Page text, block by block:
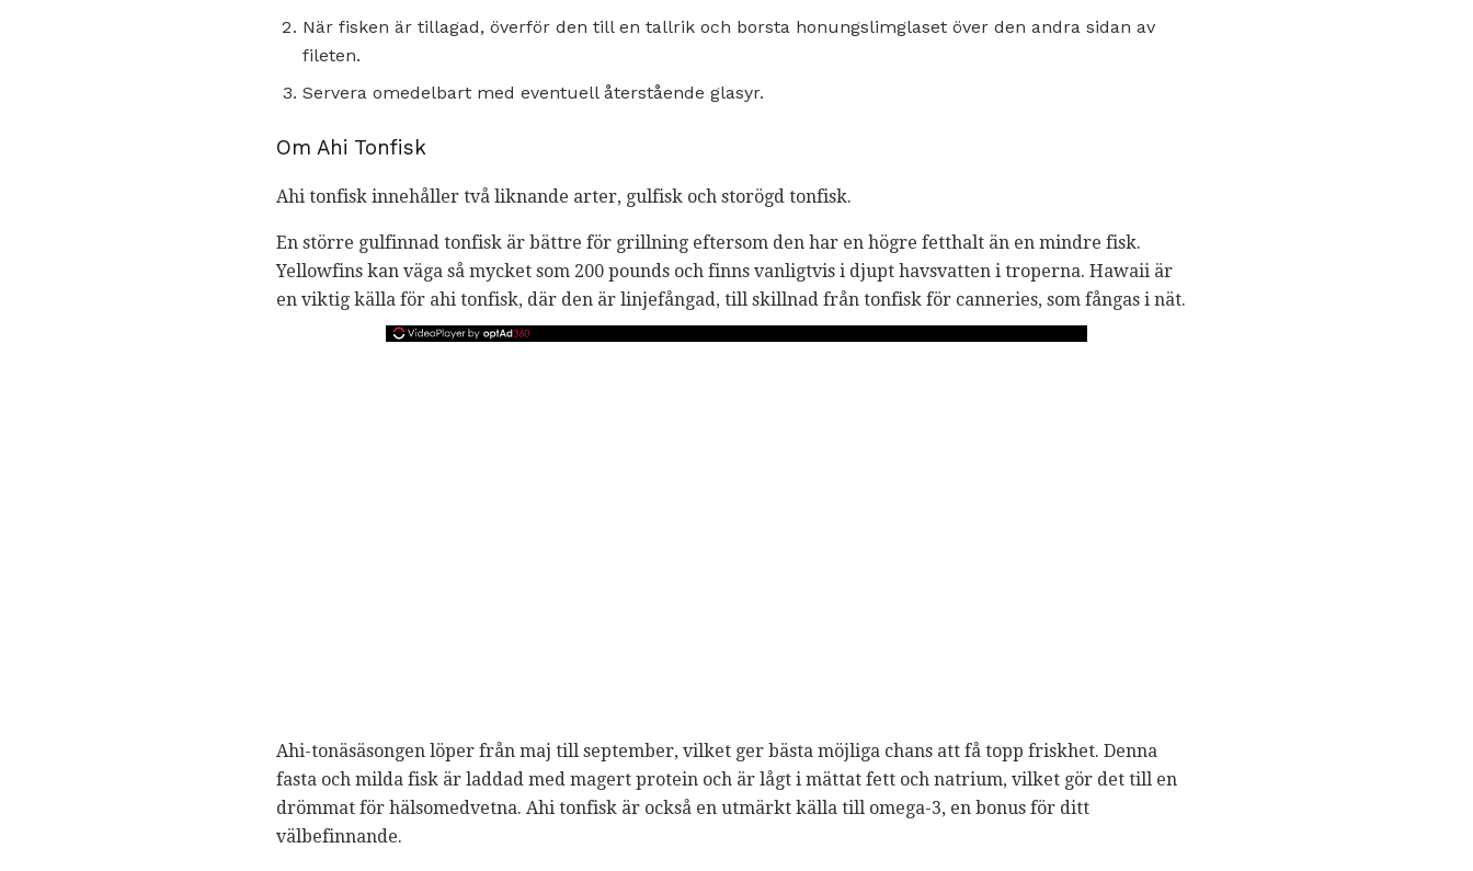
När fisken är tillagad, överför den till en tallrik och borsta honungslimglaset över den andra sidan av
fileten.
Servera omedelbart med eventuell återstående glasyr.
Om Ahi Tonfisk
Ahi tonfisk innehåller två liknande arter, gulfisk och storögd tonfisk.
En större gulfinnad tonfisk är bättre för grillning eftersom den har en högre fetthalt än en mindre fisk.
Yellowfins kan väga så mycket som 200 pounds och finns vanligtvis i djupt havsvatten i troperna. Hawaii är
en viktig källa för ahi tonfisk, där den är linjefångad, till skillnad från tonfisk för canneries, som fångas i nät.
Ahi-tonäsäsongen löper från maj till september, vilket ger bästa möjliga chans att få topp friskhet. Denna
fasta och milda fisk är laddad med magert protein och är lågt i mättat fett och natrium, vilket gör det till en
drömmat för hälsomedvetna. Ahi tonfisk är också en utmärkt källa till omega-3, en bonus för ditt
välbefinnande.